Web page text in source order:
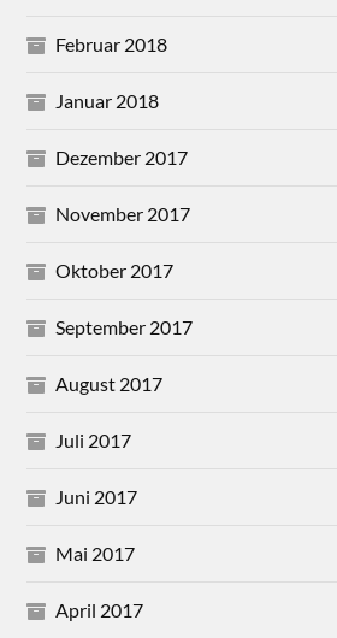
Februar 2018
Januar 2018
Dezember 2017
November 2017
Oktober 2017
September 2017
August 2017
Juli 2017
Juni 2017
Mai 2017
April 2017